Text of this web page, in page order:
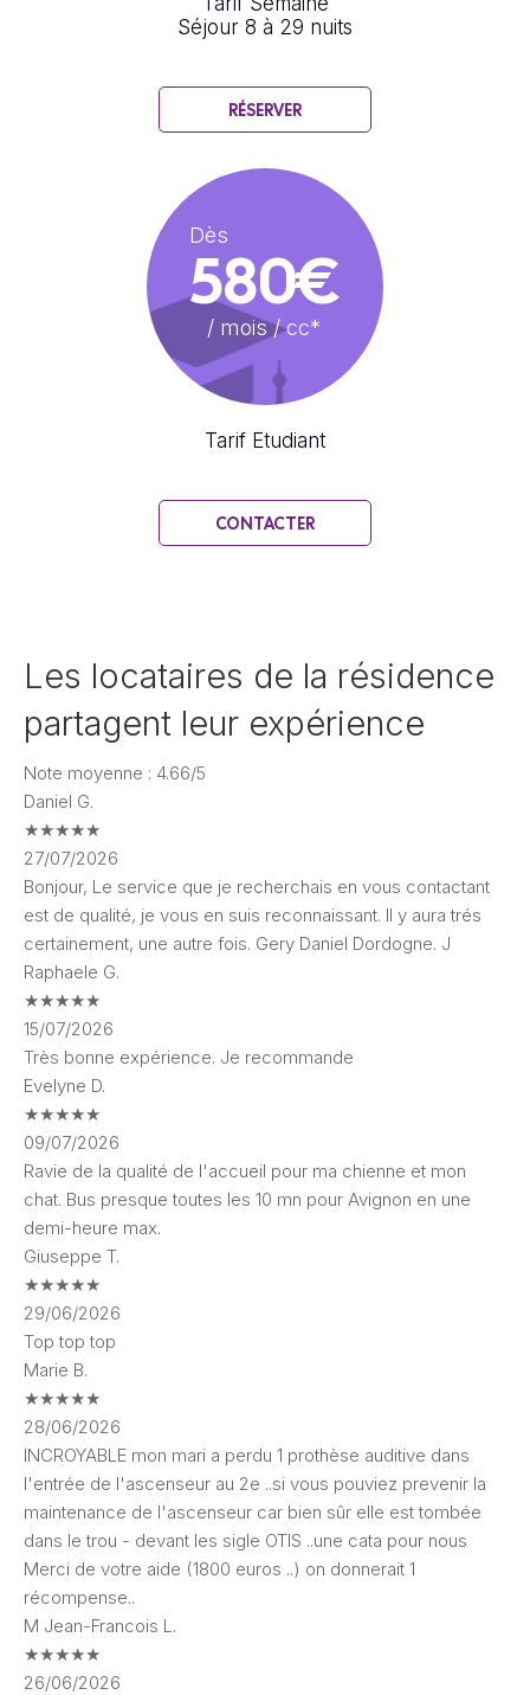
Séjour 8 à 29 nuits
RÉSERVER
Dès
580€
/ mois / cc*
Tarif Etudiant
CONTACTER
Les locataires de la résidence
partagent leur expérience
Note moyenne : 4.66/5
Daniel G.
★★★★★
27/07/2026
Bonjour, Le service que je recherchais en vous contactant
est de qualité, je vous en suis reconnaissant. Il y aura trés
certainement, une autre fois. Gery Daniel Dordogne. J
Raphaele G.
★★★★★
15/07/2026
Très bonne expérience. Je recommande
Evelyne D.
★★★★★
09/07/2026
Ravie de la qualité de l'accueil pour ma chienne et mon
chat. Bus presque toutes les 10 mn pour Avignon en une
demi-heure max.
Giuseppe T.
★★★★★
29/06/2026
Top top top
Marie B.
★★★★★
28/06/2026
INCROYABLE mon mari a perdu 1 prothèse auditive dans
l'entrée de l'ascenseur au 2e ..si vous pouviez prevenir la
maintenance de l'ascenseur car bien sûr elle est tombée
dans le trou - devant les sigle OTIS ..une cata pour nous
Merci de votre aide (1800 euros ..) on donnerait 1
récompense..
M Jean-Francois L.
★★★★★
26/06/2026